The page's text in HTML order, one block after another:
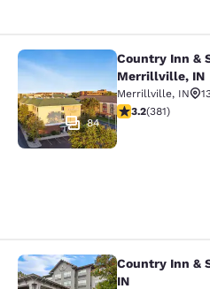
Country Inn &
84
Country Inn &
Merrillville, IN
Merrillville, IN
calificación de
3.2(381)
Country Inn &Country Inn &
IN